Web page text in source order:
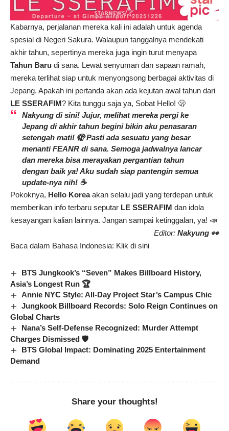
Kabarnya, perjalanan mereka kali ini adalah untuk agenda
spesial di Negeri Sakura. Walaupun tanggalnya mendekati
akhir tahun, sepertinya mereka juga ingin turut menyapa
Tahun Baru di sana. Lewat senyuman dan sapaan ramah,
mereka terlihat siap untuk menyongsong berbagai aktivitas di
Jepang. Apakah ini pertanda akan ada kejutan awal tahun dari
LE SSERAFIM? Kita tunggu saja ya, Sobat Hello! 🫢
Nakyung di sini! Jujur, melihat mereka pergi ke
Jepang di akhir tahun begini bikin aku penasaran
setengah mati! 🫣 Pasti ada sesuatu yang besar
menanti FEANR di sana. Semoga jadwalnya lancar
dan mereka bisa merayakan pergantian tahun
dengan baik ya! Aku sudah siap pantengin semua
update-nya nih! ☕️
Pokoknya, Hello Koreaakan selalu jadi yang terdepan untuk
memberikan info terbaru seputar LE SSERAFIM dan idola
kesayangan kalian lainnya. Jangan sampai ketinggalan, ya! 📣
Editor: Nakyung 👀
Baca dalam Bahasa Indonesia: Klik di sini
BTS Jungkook’s “Seven” Makes Billboard History,
Asia’s Longest Run 🏆
Annie NYC Style: All-Day Project Star’s Campus Chic
Jungkook Billboard Records: Solo Reign Continues on
Global Charts
Nana’s Self-Defense Recognized: Murder Attempt
Charges Dismissed 🛡️
BTS Global Impact: Dominating 2025 Entertainment
Demand
Share your thoughts!